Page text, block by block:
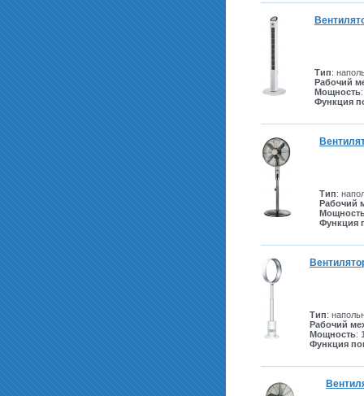
Тип:
Рабочий
Мощность
Функция
Тип:
Рабочий
Функция
Тип:
Рабочий
Мощность:
Функция